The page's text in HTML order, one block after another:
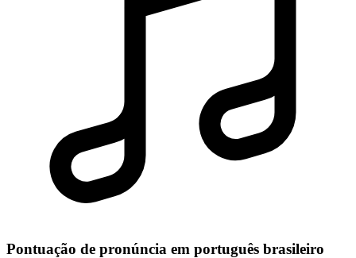
Pontuação de pronúncia em português brasileiro